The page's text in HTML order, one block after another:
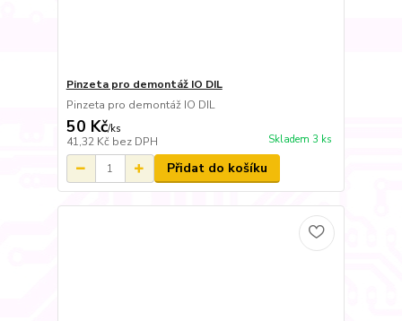
Pinzeta pro demontáž IO DIL
Pinzeta pro demontáž IO DIL
50 Kč/ks
41,32 Kč bez DPH Skladem 3 ks
Přidat do košíku